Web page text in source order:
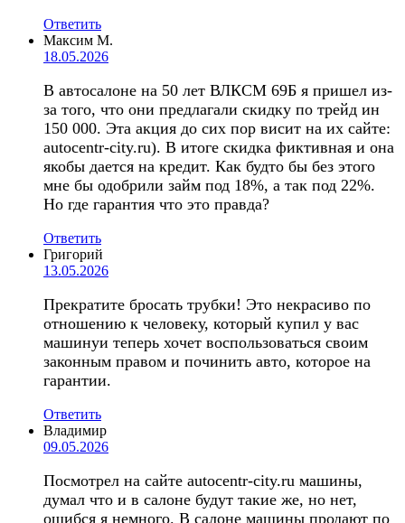
Ответить
Максим М.
18.05.2026
В автосалоне на 50 лет ВЛКСМ 69Б я пришел из-
за того, что они предлагали скидку по трейд ин
150 000. Эта акция до сих пор висит на их сайте:
autocentr-city.ru). В итоге скидка фиктивная и она
якобы дается на кредит. Как будто бы без этого
мне бы одобрили займ под 18%, а так под 22%.
Но где гарантия что это правда?
Ответить
Григорий
13.05.2026
Прекратите бросать трубки! Это некрасиво по
отношению к человеку, который купил у вас
машинуи теперь хочет воспользоваться своим
законным правом и починить авто, которое на
гарантии.
Ответить
Владимир
09.05.2026
Посмотрел на сайте autocentr-city.ru машины,
думал что и в салоне будут такие же, но нет,
ошибся я немного. В салоне машины продают по